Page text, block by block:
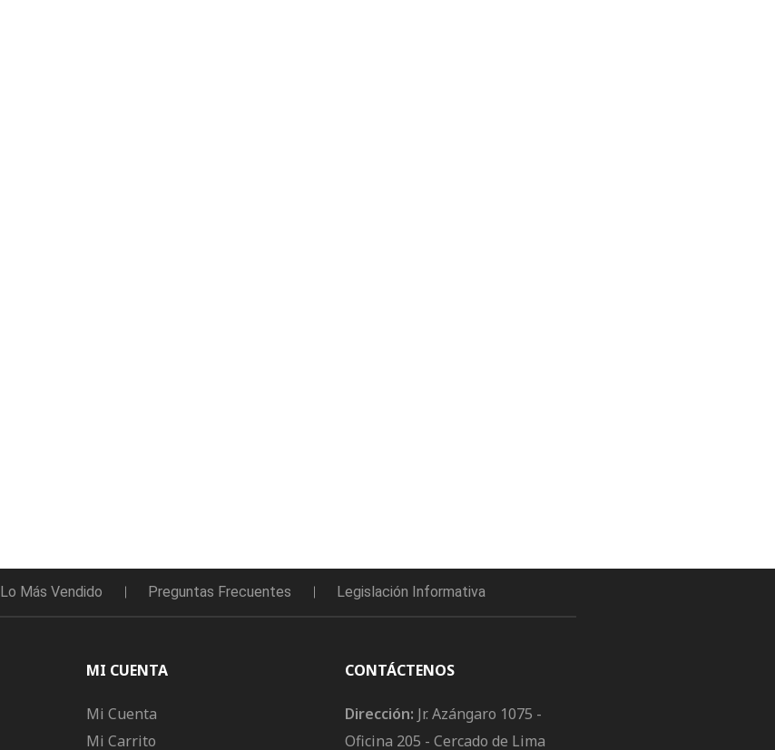
Lo Más Vendido Preguntas Frecuentes Legislación Informativa
MI CUENTA
Mi Cuenta
Mi Carrito
CONTÁCTENOS
Dirección: Jr. Azángaro 1075 -
Oficina 205 - Cercado de Lima